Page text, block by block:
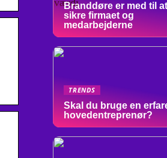
Branddøre er med til at
sikre firmaet og
medarbejderne
TRENDS
Skal du bruge en
hovedentreprenør?